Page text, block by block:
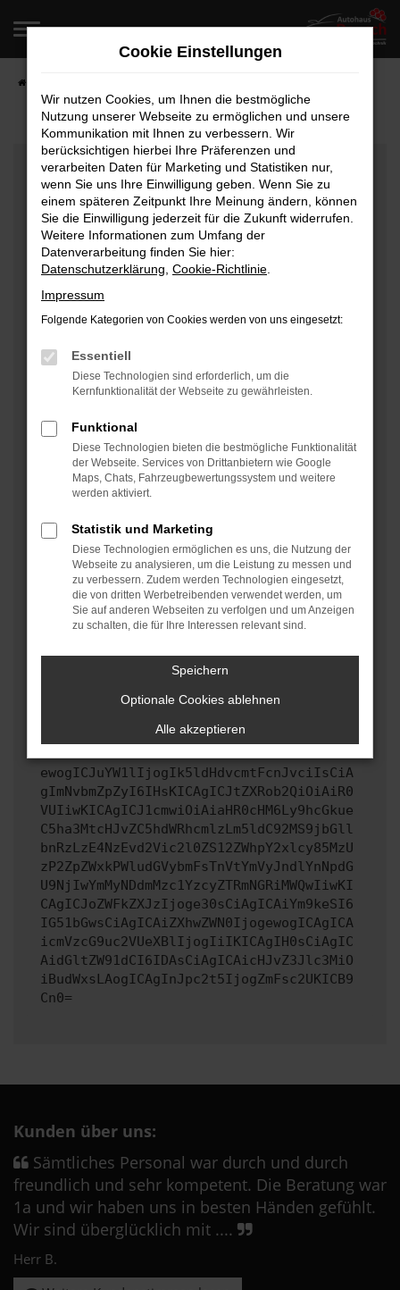
Zum
springen
Fehler: Network Error
Beim Laden ist ein Fehler aufgetreten.
Hier sind ein paar Tipps, die dir helfen können:
Überprüfe deine Firewall und deine
Internetverbindung.
Laden andere Webseiten, zum Beispiel deine
Manche Erweiterungen, wie Werbeblocker, können
das Laden bestimmter Seiten verhindern.
Funktioniert die Seite in einem anderen Browser
Starte dein Gerät neu.
Das kann manchmal helfen, vorübergehende
Probleme zu beheben.
Betriebssystem auf dem neuesten Stand sind.
Veraltete Software birgt nicht nur ein
Sicherheitsrisiko, sondern kann auch dazu führen,
dass bestimmte Funktionen nicht mehr unterstützt
werden.
Wende dich an den Webseitenbetreiber.
Wenn du alle oben genannten Schritte versucht hast,
kontaktiere uns bitte. Wir werden versuchen, das
Problem zu beheben. Du kannst uns diesen Text
schicken, um uns bei der Fehlersuche zu
ewogICJuYW1lIjogIk5ldHdvcmtFcnJvciIsCiA
gImNvbmZpZyI6IHsKICAgICJtZXRob2QiOiAiR0
VUIiwKICAgICJ1cmwiOiAiaHR0cHM6Ly9hcGkue
C5ha3MtcHJvZC5hdWRhcmlzLm5ldC92MS9jbGll
bnRzLzE4NzEvd2Vic2l0ZS12ZWhpY2xlcy85MzU
zP2ZpZWxkPWludGVybmFsTnVtYmVyJndlYnNpdG
U9NjIwYmMyNDdmMzc1YzcyZTRmNGRiMWQwIiwKI
CAgICJoZWFkZXJzIjoge30sCiAgICAiYm9keSI6
IG51bGwsCiAgICAiZXhwZWN0IjogewogICAgICA
icmVzcG9uc2VUeXBlIjogIiIKICAgIH0sCiAgIC
AidGltZW91dCI6IDAsCiAgICAicHJvZ3Jlc3MiO
iBudWxsLAogICAgInJpc2t5IjogZmFsc2UKICB9
Cn0=
Kunden über uns:
Sämtliches Personal war durch und durch
freundlich und sehr kompetent. Die Beratung war
1a und wir haben uns in besten Händen gefühlt.
Wir sind überglücklich mit ....
Herr B.
Cookie Einstellungen
Wir nutzen Cookies, um Ihnen die bestmögliche
Nutzung unserer Webseite zu ermöglichen und unsere
Kommunikation mit Ihnen zu verbessern. Wir
berücksichtigen hierbei Ihre Präferenzen und
verarbeiten Daten für Marketing und Statistiken nur,
wenn Sie uns Ihre Einwilligung geben. Wenn Sie zu
einem späteren Zeitpunkt Ihre Meinung ändern, können
Sie die Einwilligung jederzeit für die Zukunft widerrufen.
Weitere Informationen zum Umfang der
Datenverarbeitung finden Sie hier:
Datenschutzerklärung Cookie-Richtlinie
Impressum
Folgende Kategorien von Cookies werden von uns eingesetzt:
Essentiell
Diese Technologien sind erforderlich, um die
Kernfunktionalität der Webseite zu gewährleisten.
Funktional
Diese Technologien bieten die bestmögliche Funktionalität
der Webseite. Services von Drittanbietern wie Google
Maps, Chats, Fahrzeugbewertungssystem und weitere
werden aktiviert.
Statistik und Marketing
Diese Technologien ermöglichen es uns, die Nutzung der
Webseite zu analysieren, um die Leistung zu messen und
zu verbessern. Zudem werden Technologien eingesetzt,
die von dritten Werbetreibenden verwendet werden, um
Sie auf anderen Webseiten zu verfolgen und um Anzeigen
zu schalten, die für Ihre Interessen relevant sind.
Speichern
Optionale Cookies ablehnen
Alle akzeptieren